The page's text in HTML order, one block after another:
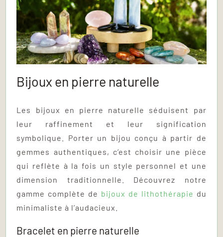
Bijoux en pierre naturelle
Les bijoux en pierre naturelle séduisent par
leur raffinement et leur signification
symbolique. Porter un bijou conçu à partir de
gemmes authentiques, c’est choisir une pièce
qui reflète à la fois un style personnel et une
dimension traditionnelle. Découvrez notre
gamme complète de bijoux de lithothérapie du
minimaliste à l’audacieux.
Bracelet en pierre naturelle